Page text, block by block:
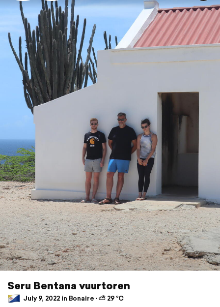
Seru Bentana vuurtoren
July 9, 2022 in Bonaire ⋅ ⛅ 29 °C